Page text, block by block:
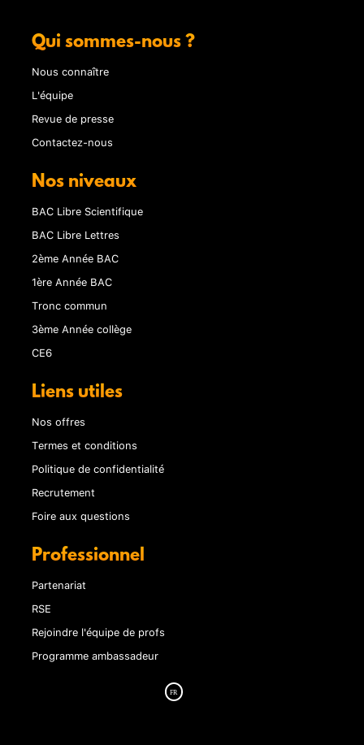
Qui sommes-nous ?
Nous connaître
L'équipe
Revue de presse
Contactez-nous
Nos niveaux
BAC Libre Scientifique
BAC Libre Lettres
2ème Année BAC
1ère Année BAC
Tronc commun
3ème Année collège
CE6
Liens utiles
Nos offres
Termes et conditions
Politique de confidentialité
Recrutement
Foire aux questions
Professionnel
Partenariat
RSE
Rejoindre l'équipe de profs
Programme ambassadeur